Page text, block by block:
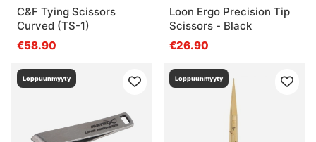
C&F Tying Scissors
Curved (TS-1)
€58.90
Loon Ergo Precision Tip
Scissors - Black
€26.90
Loppuunmyyty Loppuunmyyty